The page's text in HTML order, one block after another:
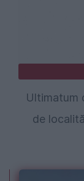
Ultimatum
de